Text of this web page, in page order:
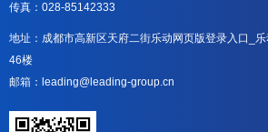
传真：028-85142333
地址：成都市高新区天府二街乐动网页版登录入口_
46楼
邮箱：leading@leading-group.cn